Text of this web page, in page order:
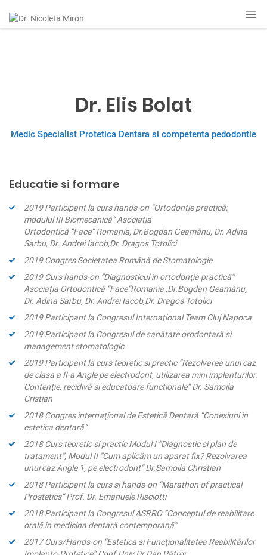
Dr. Elis Bolat
Medic Specialist Protetica Dentara si competenta pedodontie
Educatie si formare
2019 Participant la curs hands-on ”Ortodonţie practică;
modulul III Biomecanică” Asociaţia
Ortodontică ”Face” Romania, Dr.Bogdan Geamănu, Dr. Adina
Sarbu, Dr. Andrei Iacob,Dr. Dragos Totolici
2019 Congres Societatea Română de Stomatologie
2019 Curs hands-on ”Diagnosticul in ortodonţia practică”
Asociaţia Ortodontică ”Face”Romania ,Dr.Bogdan Geamănu,
Dr. Adina Sarbu, Dr. Andrei Iacob,Dr. Dragos Totolici
2019 Participant la Congresul Internaţional Team Cluj Napoca
2019 Participant la Congresul de sanătate orodontară si
management stomatologic
2019 Participant la curs teoretic si practic ”Rezolvarea unui caz
de clasa a II-a Angle pe electrodont, utilizarea mini implanturilor.
Contenţie, recidivă si educatoare funcţionale” Dr. Samoila
Cristian
2018 Congres internaţional de Estetică Dentară ”Conexiuni in
estetica dentară”
2018 Curs teoretic si practic Modul I ”Diagnostic si plan de
tratament”, Modul II ”Cum aplicăm un aparat fix? Rezolvarea
unui caz Angle 1, pe electrodont” Dr.Samoila Christian
2018 Participant la curs si hands-on ”Marathon of practical
Prostetics” Prof. Dr. Emanuele Risciotti
2018 Participant la Congresul ASRRO ”Conceptul de reabilitare
orală in medicina dentară contemporană”
2017 Curs/Hands-on ”Estetica si Funcţionalitatea Reabilitărilor